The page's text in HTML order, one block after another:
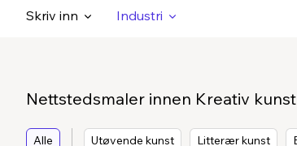
Skriv inn Industri
Nettstedsmaler innen Kreativ kunst
Alle Utøvende kunst Litterær kunst